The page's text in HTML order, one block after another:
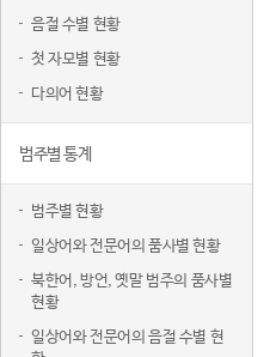
음절 수별 현황
첫 자모별 현황
다의어 현황
범주별 통계
범주별 현황
일상어와 전문어의 품사별 현황
북한어, 방언, 옛말 범주의 품사별
현황
일상어와 전문어의 음절 수별 현